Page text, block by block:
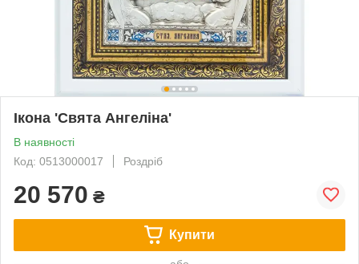
Ікона 'Свята Ангеліна'
В наявності
Код: 0513000017
Роздріб
20 570 ₴
Купити